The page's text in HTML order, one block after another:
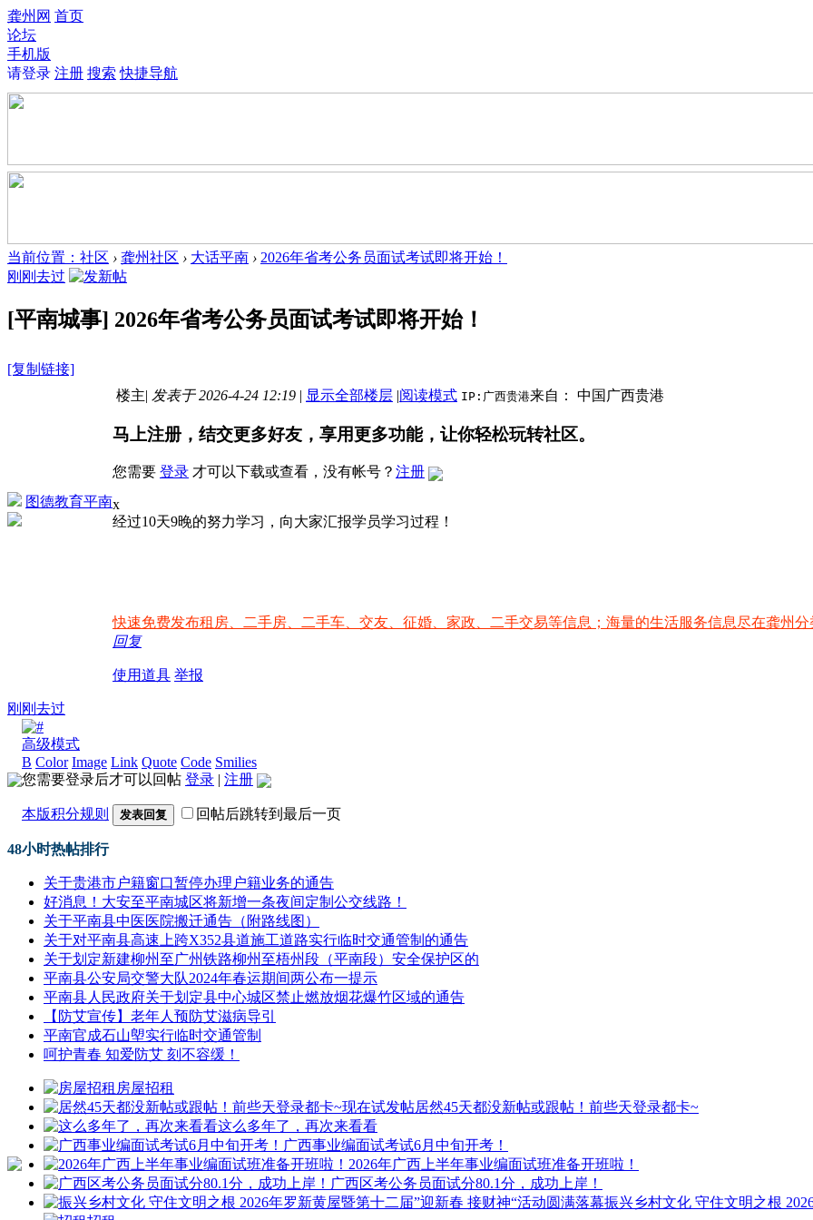
龚州网 首页
论坛
手机版
请登录 注册 搜索 快捷导航
当前位置： 社区 › 龚州社区 › 大话平南 › 2026年省考公务员面试考试即将开始！
刚刚去过
[平南城事] 2026年省考公务员面试考试即将开始！
[复制链接]
图德教育平南
楼主| 发表于2026-4-24 12:19 | 显示全部楼层 |阅读模式 IP:广西贵港来自： 中国广西贵港
马上注册，结交更多好友，享用更多功能，让你轻松玩转社区。
您需要 登录 才可以下载或查看，没有帐号？ 注册
x
经过10天9晚的努力学习，向大家汇报学员学习过程！
快速免费发布租房、二手房、二手车、交友、征婚、家政、二手交易等信息；海量的生活服务信息尽在龚州分
回复
使用道具 举报
刚刚去过
高级模式
B Color Image Link Quote Code Smilies
您需要登录后才可以回帖 登录 | 注册
本版积分规则 发表回复 回帖后跳转到最后一页
48小时热帖排行
关于贵港市户籍窗口暂停办理户籍业务的通告
好消息！大安至平南城区将新增一条夜间定制公交线路！
关于平南县中医医院搬迁通告（附路线图）
关于对平南县高速上跨X352县道施工道路实行临时交通管制的通告
关于划定新建柳州至广州铁路柳州至梧州段（平南段）安全保护区的
平南县公安局交警大队2024年春运期间两公布一提示
平南县人民政府关于划定县中心城区禁止燃放烟花爆竹区域的通告
【防艾宣传】老年人预防艾滋病导引
平南官成石山塱实行临时交通管制
呵护青春 知爱防艾 刻不容缓！
房屋招租
居然45天都没新帖或跟帖！前些天登录都卡~
这么多年了，再次来看看
广西事业编面试考试6月中旬开考！
2026年广西上半年事业编面试班准备开班啦！
广西区考公务员面试分80.1分，成功上岸！
振兴乡村文化 守住文明之根